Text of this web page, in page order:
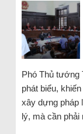
Phó Thủ
phát biểu,
xây dựng pháp
lý, mà cần